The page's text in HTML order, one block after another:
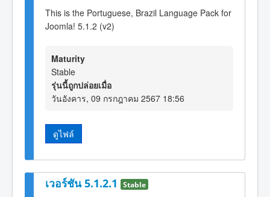
This is the Portuguese, Brazil Language Pack for
Joomla! 5.1.2 (v2)
Maturity
Stable
รุ่นนี้ถูกปล่อยเมื่อ
วันอังคาร, 09 กรกฎาคม 2567 18:56
ดูไฟล์
เวอร์ชัน 5.1.2.1 Stable